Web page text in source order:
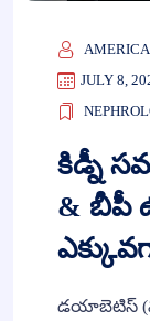
JULY 8,
కిడ్నీ
& బీపీ
డయాబెటిస్